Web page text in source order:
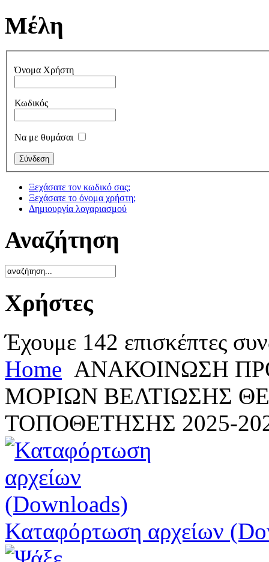
Μέλη
Όνομα Χρήστη
Κωδικός
Να με θυμάσαι
Ξεχάσατε τον κωδικό σας;
Ξεχάσατε το όνομα χρήστη;
Δημιουργία λογαριασμού
Αναζήτηση
Χρήστες
Έχουμε 142 επισκέπτες
Home ΑΝΑΚΟΙΝΩΣΗ
ΜΟΡΙΩΝ ΒΕΛΤΙΩΣΗΣ
ΤΟΠΟΘΕΤΗΣΗΣ 2025-
Καταφόρτωση αρχείων